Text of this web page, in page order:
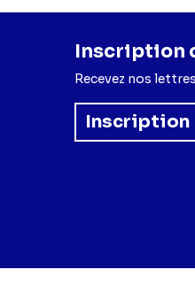
Inscription
Recevez nos
Inscription